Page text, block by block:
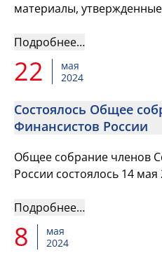
материалы,
Подробнее…
22
мая
2024
Состоялось Общее
Финансистов России
Общее собрание членов
России состоялось 14 мая
Подробнее…
8
мая
2024